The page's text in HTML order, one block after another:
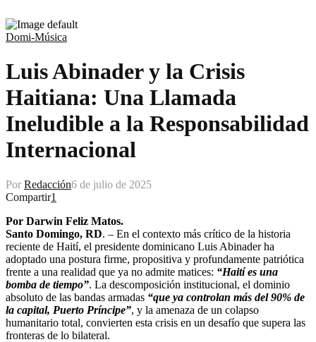
Domi-Música
Luis Abinader y la Crisis
Haitiana: Una Llamada
Ineludible a la Responsabilidad
Internacional
Por Redacción6 de julio de 2025
Compartir1
Por Darwin Feliz Matos.
Santo Domingo, RD. – En el contexto más crítico de la historia
reciente de Haití, el presidente dominicano Luis Abinader ha
adoptado una postura firme, propositiva y profundamente patriótica
frente a una realidad que ya no admite matices: “Haití es una
bomba de tiempo”. La descomposición institucional, el dominio
absoluto de las bandas armadas “que ya controlan más del 90% de
la capital, Puerto Príncipe”, y la amenaza de un colapso
humanitario total, convierten esta crisis en un desafío que supera las
fronteras de lo bilateral.